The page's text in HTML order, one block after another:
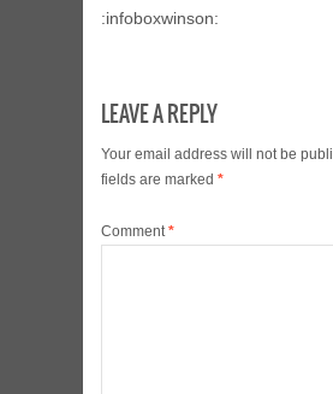
:infoboxwinson:
LEAVE A REPLY
Your email address will not be
fields are marked *
Comment*